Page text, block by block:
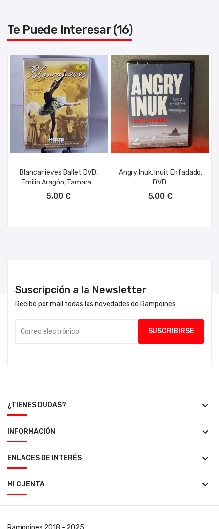
Te Puede Interesar (16)
Blancanieves Ballet DVD,
Emilio Aragón, Tamara...
5,00 €
Angry Inuk, Inuit Enfadado,
DVD.
5,00 €
Suscripción a la Newsletter
Recibe por mail todas las novedades de Rampoines
¿TIENES DUDAS? keyboard_arrow_down
INFORMACIÓN keyboard_arrow_down
ENLACES DE INTERÉS keyboard_arrow_down
MI CUENTA keyboard_arrow_down
Rampoines 2018 - 2025